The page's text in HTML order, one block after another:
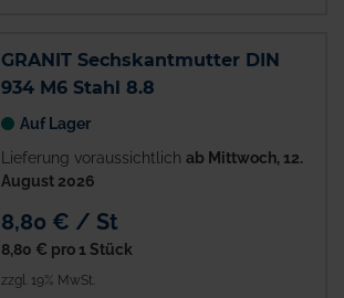
GRANIT Sechskantmutter DIN
934 M6 Stahl 8.8
Auf Lager
Lieferung voraussichtlich ab Mittwoch, 12.
August 2026
8,80 € / St
8,80 € pro 1 Stück
zzgl. 19% MwSt.